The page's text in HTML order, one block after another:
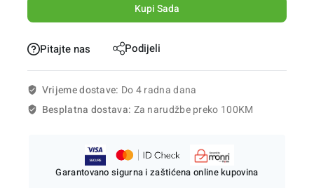
Kupi Sada
Pitajte nas Podijeli
Vrijeme dostave: Do 4 radna dana
Besplatna dostava: Za narudžbe preko 100KM
Garantovano sigurna i zaštićena online kupovina